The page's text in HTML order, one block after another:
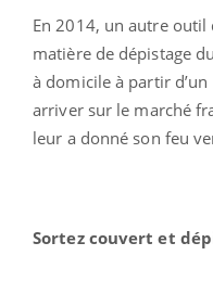
En 2014, un autre outil
matière de dépistage
à domicile à partir
arriver sur le marché
leur a donné son feu
Sortez couvert et